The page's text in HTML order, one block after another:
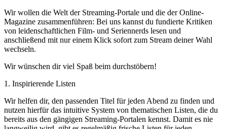
Wir wollen die Welt der Streaming-Portale und die der Online-
Magazine zusammenführen: Bei uns kannst du fundierte Kritiken
von leidenschaftlichen Film- und Seriennerds lesen und
anschließend mit nur einem Klick sofort zum Stream deiner Wahl
wechseln.
Wir wünschen dir viel Spaß beim durchstöbern!
1. Inspirierende Listen
Wir helfen dir, den passenden Titel für jeden Abend zu finden und
nutzen hierfür das intuitive System von thematischen Listen, die du
bereits aus den gängigen Streaming-Portalen kennst. Damit es nie